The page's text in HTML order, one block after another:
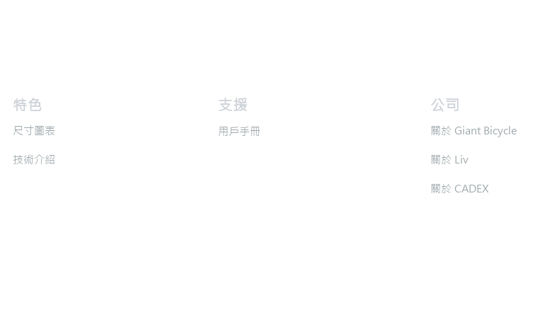
​特色
​尺寸圖表
​技術介紹
​支援
​用戶手冊
​公司
​關於 Giant Bicycle
​關於 Liv
​關於 CADEX